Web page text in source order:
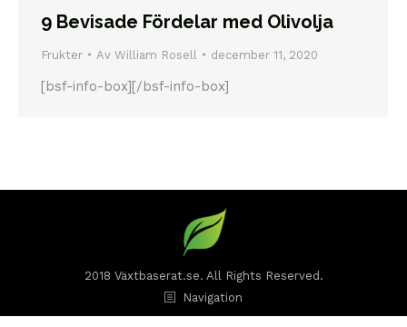
9 Bevisade Fördelar med Olivolja
Frukter Av William Rosell december 11, 2020
[bsf-info-box][/bsf-info-box]
2018 Växtbaserat.se. All Rights Reserved.
Navigation